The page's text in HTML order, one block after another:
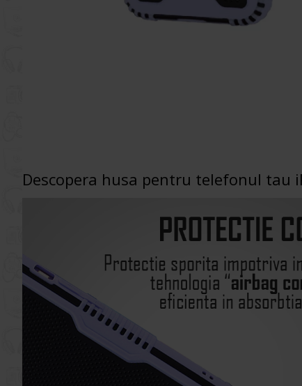
Descopera husa pentru telefonul tau